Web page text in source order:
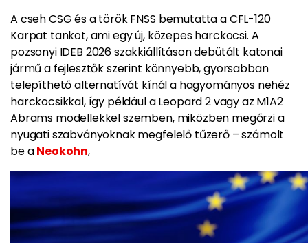
A cseh CSG és a török FNSS bemutatta a CFL-120
Karpat tankot, ami egy új, közepes harckocsi. A
pozsonyi IDEB 2026 szakkiállításon debütált katonai
jármű a fejlesztők szerint könnyebb, gyorsabban
telepíthető alternatívát kínál a hagyományos nehéz
harckocsikkal, így például a Leopard 2 vagy az M1A2
Abrams modellekkel szemben, miközben megőrzi a
nyugati szabványoknak megfelelő tűzerő – számolt
be aNeokohn,